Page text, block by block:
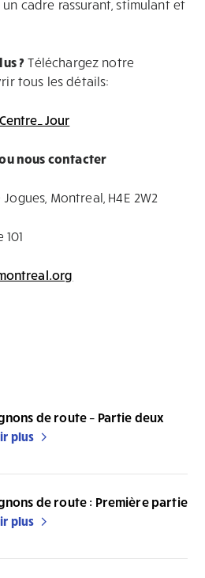
cadre rassurant, stimulant et
? Téléchargez notre
tous les détails:
nous contacter
Montreal, H4E 2W2
de route – Partie deux
plus
de route : Première partie
plus